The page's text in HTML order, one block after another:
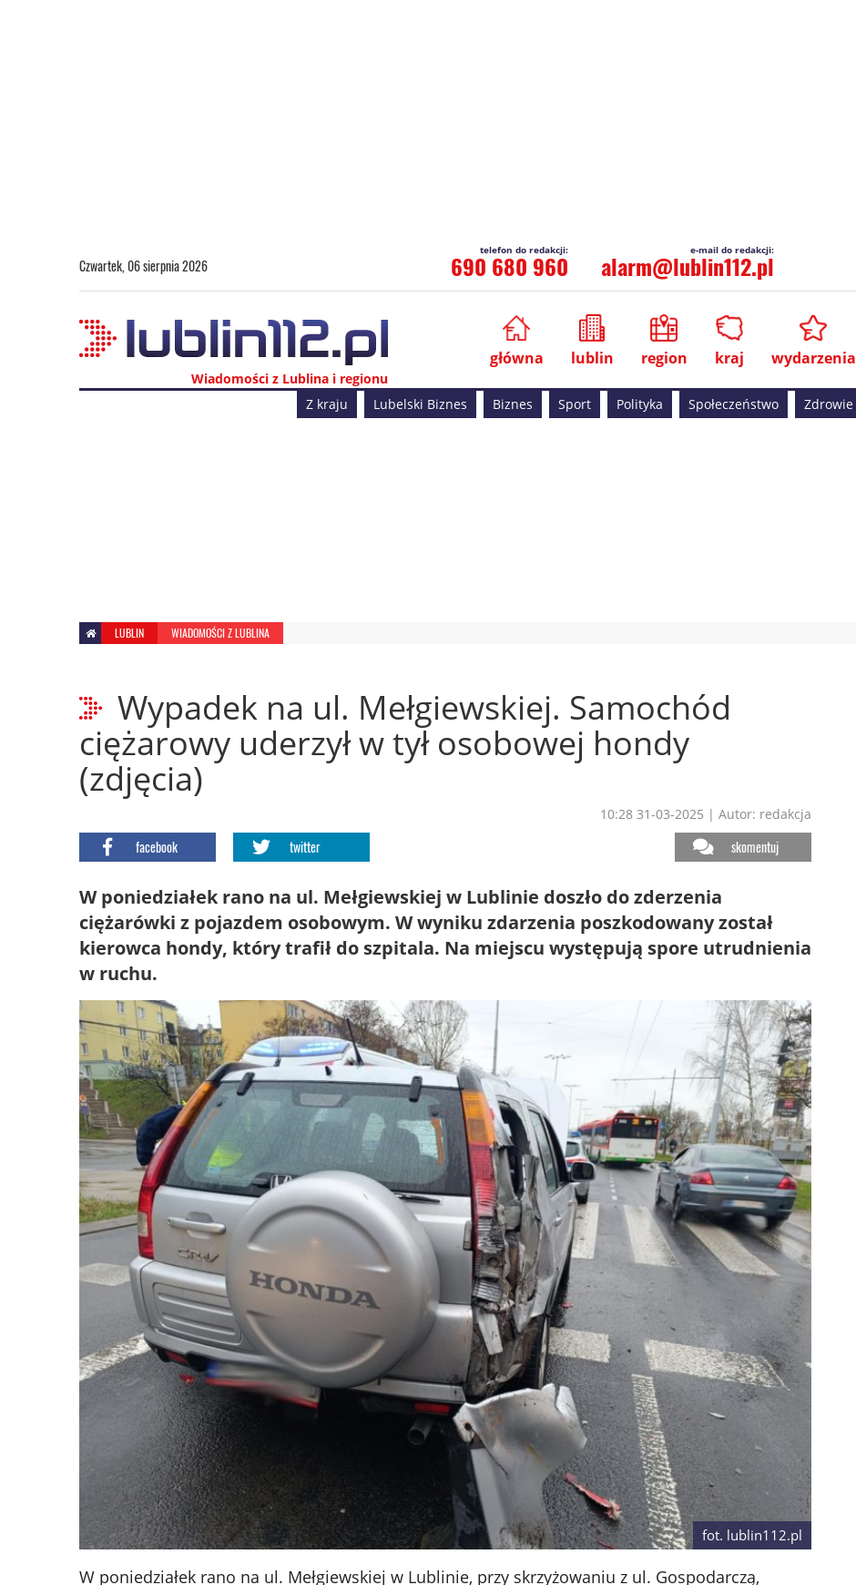
Czwartek, 06 sierpnia 2026 690 680 960 alarm@lublin112.pl
Wiadomości z Lublina i regionu
główna lublin region kraj wydarzenia
Z kraju Lubelski Biznes Biznes Sport Polityka Społeczeństwo Zdrowie
LUBLIN WIADOMOŚCI Z LUBLINA
Wypadek na ul. Mełgiewskiej. Samochód
ciężarowy uderzył w tył osobowej hondy
(zdjęcia)
10:28 31-03-2025 | Autor: redakcja
facebook twitter skomentuj
W poniedziałek rano na ul. Mełgiewskiej w Lublinie doszło do zderzenia
ciężarówki z pojazdem osobowym. W wyniku zdarzenia poszkodowany został
kierowca hondy, który trafił do szpitala. Na miejscu występują spore utrudnienia
w ruchu.
fot. lublin112.pl
W poniedziałek rano na ul. Mełgiewskiej w Lublinie, przy skrzyżowaniu z ul. Gospodarczą,